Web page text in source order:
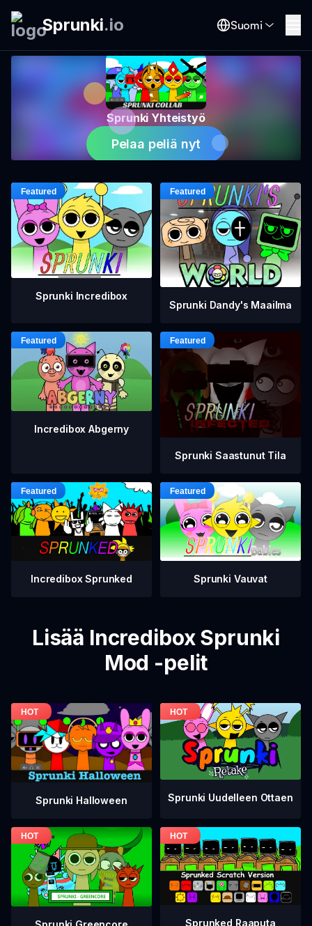
Sprunki.io Suomi
Sprunki Yhteistyö
Pelaa peliä nyt
Sprunki Incredibox
Sprunki Dandy's Maailma
Incredibox Abgerny
Sprunki Saastunut Tila
Incredibox Sprunked Sprunki Vauvat
Lisää Incredibox Sprunki
Mod -pelit
Sprunki Halloween Sprunki Uudelleen Ottaen
Sprunked Raaputa